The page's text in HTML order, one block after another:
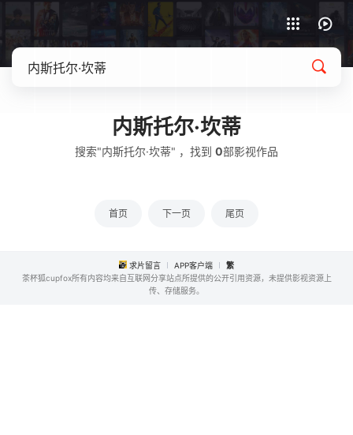
内斯托尔·坎蒂
搜索"内斯托尔·坎蒂" ，找到 0部影视作品
首页 下一页 尾页
求片留言 APP客户端
繁
茶杯狐cupfox所有内容均来自互联网分享站点所提供的公开引用资源，未提供影视资源上
传、存储服务。